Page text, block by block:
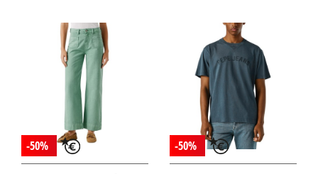
-50% -50%